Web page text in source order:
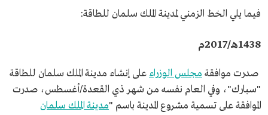
فيما يلي الخط الزمني لمدينة الملك سلمان للطاقة:
1438هـ/2017م
صدرت موافقة مجلس الوزراءعلى إنشاء مدينة الملك سلمان للطاقة
"سبارك"، وفي العام نفسه من شهر ذي القعدة/أغسطس، صدرت
الموافقة على تسمية مشروع المدينة باسم "مدينة الملك سلمان